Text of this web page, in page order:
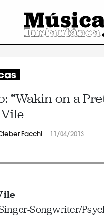
“Wakin on a
Facchi 11/04/2013
Songwriter/